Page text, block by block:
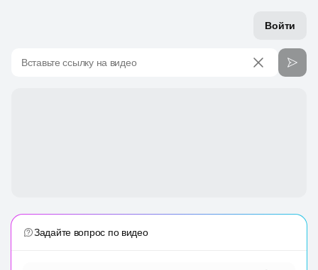
Войти
Вставьте ссылку на видео
Задайте вопрос по видео